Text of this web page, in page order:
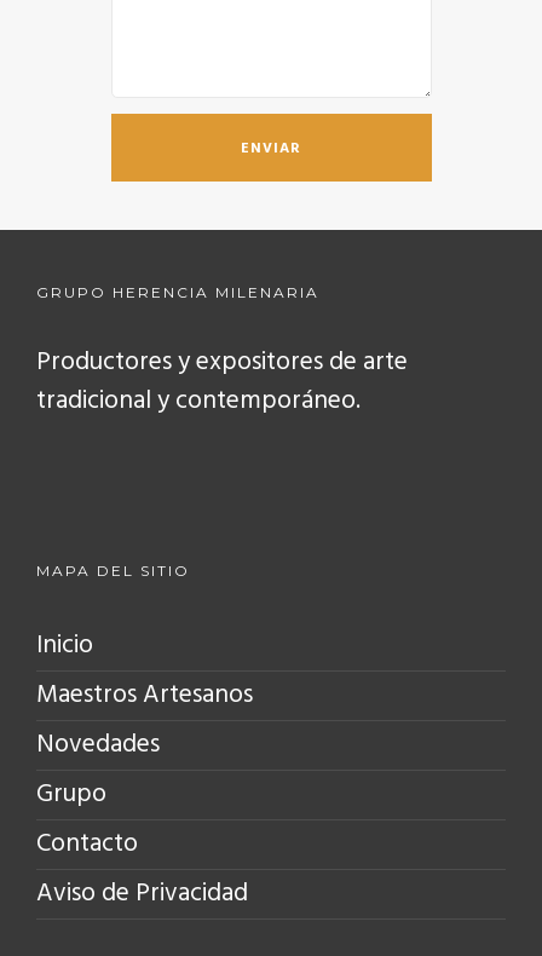
GRUPO HERENCIA MILENARIA
Productores y expositores de arte
tradicional y contemporáneo.
MAPA DEL SITIO
Inicio
Maestros Artesanos
Novedades
Grupo
Contacto
Aviso de Privacidad